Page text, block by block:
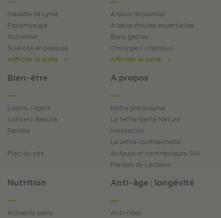
Maladie de Lyme
Fibromyalgie
Alzheimer
Sclérose en plaques
Afficher la suite
Bien-être
Loisirs / sport
Conseils Beauté
Famille
Plan du site
A base de plantes
A base d'huiles essentielles
Bons gestes
Chirurgie / Hôpitaux
Afficher la suite
A propos
Notre philosophie
La lettre Santé Nature
Innovation
La lettre confidentielle
Auteurs et contributeurs SNI
Paroles de Lecteurs
Nutrition
Aliments sains
Anti-âge : longévité
Anti-rides